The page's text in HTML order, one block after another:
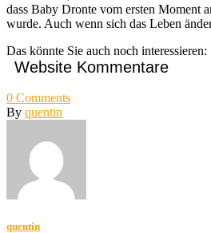
dass Baby Dronte vom ersten Moment
wurde. Auch wenn sich das Leben
Das könnte Sie auch noch interessieren:
Website Kommentare
0 Comments
By quentin
quentin